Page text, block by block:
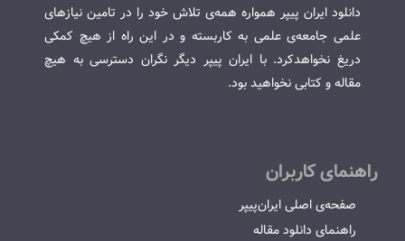
دانلود ایران پیپر همواره همه‌ی تلاش خود را در تامین نیازهای
علمی جامعه‌ی علمی به کاربسته و در این راه از هیچ کمکی
دریغ نخواهدکرد. با ایران پیپر دیگر نگران دسترسی به هیچ
مقاله و کتابی نخواهید بود.
راهنمای کاربران
صفحه‌ی اصلی ایران‌پیپر
راهنمای دانلود مقاله